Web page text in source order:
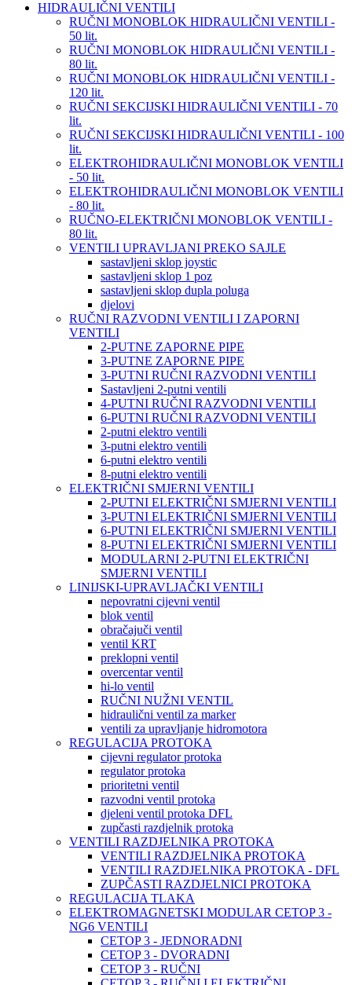
HIDRAULIČNI VENTILI
RUČNI MONOBLOK HIDRAULIČNI VENTILI -
50 lit.
RUČNI MONOBLOK HIDRAULIČNI VENTILI -
80 lit.
RUČNI MONOBLOK HIDRAULIČNI VENTILI -
120 lit.
RUČNI SEKCIJSKI HIDRAULIČNI VENTILI - 70
lit.
RUČNI SEKCIJSKI HIDRAULIČNI VENTILI - 100
lit.
ELEKTROHIDRAULIČNI MONOBLOK VENTILI
- 50 lit.
ELEKTROHIDRAULIČNI MONOBLOK VENTILI
- 80 lit.
RUČNO-ELEKTRIČNI MONOBLOK VENTILI -
80 lit.
VENTILI UPRAVLJANI PREKO SAJLE
sastavljeni sklop joystic
sastavljeni sklop 1 poz
sastavljeni sklop dupla poluga
djelovi
RUČNI RAZVODNI VENTILI I ZAPORNI
VENTILI
2-PUTNE ZAPORNE PIPE
3-PUTNE ZAPORNE PIPE
3-PUTNI RUČNI RAZVODNI VENTILI
Sastavljeni 2-putni ventili
4-PUTNI RUČNI RAZVODNI VENTILI
6-PUTNI RUČNI RAZVODNI VENTILI
2-putni elektro ventili
3-putni elektro ventili
6-putni elektro ventili
8-putni elektro ventili
ELEKTRIČNI SMJERNI VENTILI
2-PUTNI ELEKTRIČNI SMJERNI VENTILI
3-PUTNI ELEKTRIČNI SMJERNI VENTILI
6-PUTNI ELEKTRIČNI SMJERNI VENTILI
8-PUTNI ELEKTRIČNI SMJERNI VENTILI
MODULARNI 2-PUTNI ELEKTRIČNI
SMJERNI VENTILI
LINIJSKI-UPRAVLJAČKI VENTILI
nepovratni cijevni ventil
blok ventil
obračajuči ventil
ventil KRT
preklopni ventil
overcentar ventil
hi-lo ventil
RUČNI NUŽNI VENTIL
hidraulični ventil za marker
ventili za upravljanje hidromotora
REGULACIJA PROTOKA
cijevni regulator protoka
regulator protoka
prioritetni ventil
razvodni ventil protoka
djeleni ventil protoka DFL
zupčasti razdjelnik protoka
VENTILI RAZDJELNIKA PROTOKA
VENTILI RAZDJELNIKA PROTOKA
VENTILI RAZDJELNIKA PROTOKA - DFL
ZUPČASTI RAZDJELNICI PROTOKA
REGULACIJA TLAKA
ELEKTROMAGNETSKI MODULAR CETOP 3 -
NG6 VENTILI
CETOP 3 - JEDNORADNI
CETOP 3 - DVORADNI
CETOP 3 - RUČNI